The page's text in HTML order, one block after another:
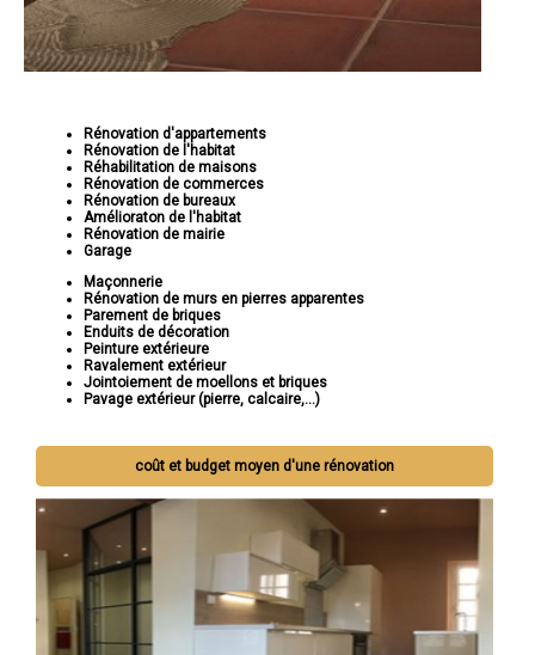
Rénovation d'appartements
Rénovation de l'habitat
Réhabilitation de maisons
Rénovation de commerces
Rénovation de bureaux
Amélioraton de l'habitat
Rénovation de mairie
Garage
Maçonnerie
Rénovation de murs en pierres apparentes
Parement de briques
Enduits de décoration
Peinture extérieure
Ravalement extérieur
Jointoiement de moellons et briques
Pavage extérieur (pierre, calcaire,...)
coût et budget moyen d'une rénovation